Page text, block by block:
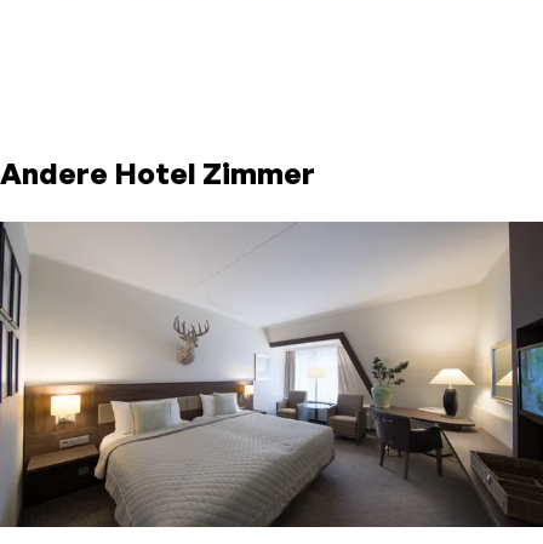
Andere Hotel Zimmer